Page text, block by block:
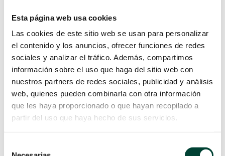
Esta página web usa cookies
Las cookies de este sitio web se usan para personalizar
el contenido y los anuncios, ofrecer funciones de redes
sociales y analizar el tráfico. Además, compartimos
información sobre el uso que haga del sitio web con
nuestros partners de redes sociales, publicidad y análisis
web, quienes pueden combinarla con otra información
que les haya proporcionado o que hayan recopilado a
partir del uso que haya hecho de sus servicios.
como el de Savarese et al. [12], avalan su
asociadas a catéteres (BRC) sin eventos
adversos sistémicos relevantes.
Citrato de sodio (4%):
Aunque su aplicación
en neonatología es limitada, su uso en
adultos y en contextos de hemodiálisis ha
demostrado una doble acción
antitrombótica y antimicrobiana. Su empleo
al riesgo de hipocalcemia y toxicidad si se